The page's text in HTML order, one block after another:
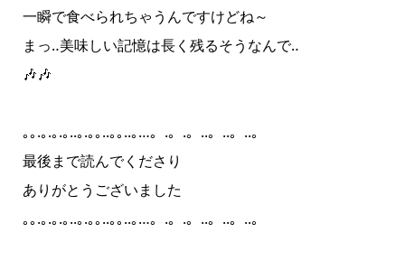
一瞬で食べられちゃうんですけどね～
まっ‥美味しい記憶は長く残るそうなんで‥
🎶🎶
｡｡.｡.｡.｡..｡.｡｡..｡｡..｡…。‎.。.。..。..。..。
最後まで読んでくださり
ありがとうございました
｡｡.｡.｡.｡..｡.｡｡..｡｡..｡…。‎.。.。..。..。..。